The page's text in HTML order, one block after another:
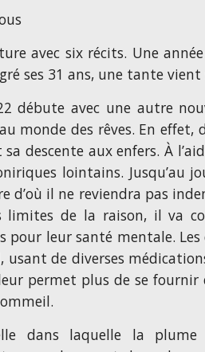
avec six récits. Une
ses 31 ans, une tante
débute avec une autre
monde des rêves. En
descente aux enfers. À
lointains. Jusqu’au
d’où il ne reviendra pas
limites de la raison, il va
pour leur santé mentale.
usant de diverses
permet plus de se fournir
dans laquelle la plume